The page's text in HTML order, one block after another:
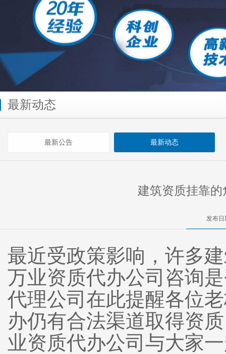
最新动态
最新公告 最新动态
建筑资质挂靠
发布
最近受政策影响，许多
万业资质代办公司咨询
代理公司在此提醒各位
办仍有合法渠道取得资
业资质代办公司与大家